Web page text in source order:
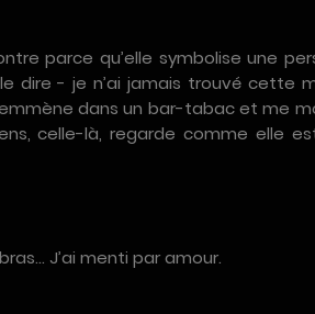
parce qu’elle symbolise une
dire - je n’ai jamais trouvé cette
dans un bar-tabac et me
celle-là, regarde comme elle
J’ai menti par amour.